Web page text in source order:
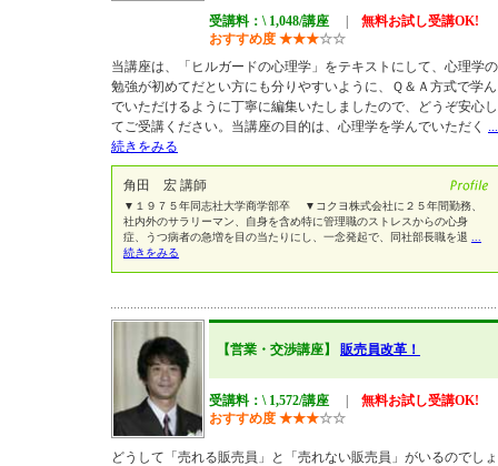
受講料：\ 1,048/講座
無料お試し受講OK!
おすすめ度 ★★★☆☆
当講座は、「ヒルガードの心理学」をテキストにして、心理学の
勉強が初めてだとい方にも分りやすいように、Ｑ＆Ａ方式で学ん
でいただけるように丁寧に編集いたしましたので、どうぞ安心し
てご受講ください。当講座の目的は、心理学を学んでいただく ...
続きをみる
角田 宏 講師
▼１９７５年同志社大学商学部卒 ▼コクヨ株式会社に２５年間勤務、
社内外のサラリーマン、自身を含め特に管理職のストレスからの心身
症、うつ病者の急増を目の当たりにし、一念発起で、同社部長職を退
続きをみる
【営業・交渉講座】 販売員改革！
受講料：\ 1,572/講座
無料お試し受講OK!
おすすめ度 ★★★☆☆
どうして「売れる販売員」と「売れない販売員」がいるのでしょ